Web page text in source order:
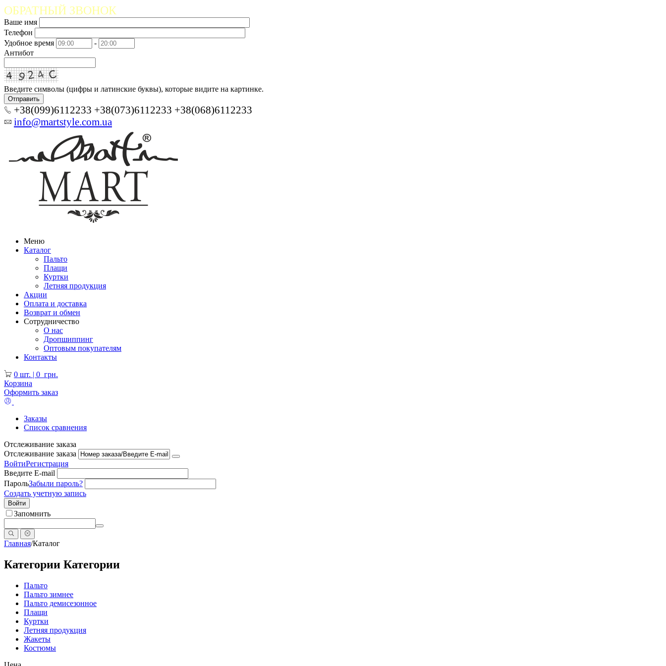
ОБРАТНЫЙ ЗВОНОК
Ваше имя
Телефон
Удобное время
-
Антибот
Введите символы (цифры и латинские буквы), которые видите на картинке.
Отправить
+38(099)6112233 +38(073)6112233 +38(068)6112233
info@martstyle.com.ua
Меню
Каталог
Пальто
Плащи
Куртки
Летняя продукция
Акции
Оплата и доставка
Возврат и обмен
Сотрудничество
О нас
Дропшиппинг
Оптовым покупателям
Контакты
0 шт. | 0 грн.
Корзина
Оформить заказ
Заказы
Список сравнения
Отслеживание заказа
Отслеживание заказа
ВойтиРегистрация
Введите E-mail
ПарольЗабыли пароль?
Создать учетную запись
Войти
Запомнить
Главная/Каталог
Категории Категории
Пальто
Пальто зимнее
Пальто демисезонное
Плащи
Куртки
Летняя продукция
Жакеты
Костюмы